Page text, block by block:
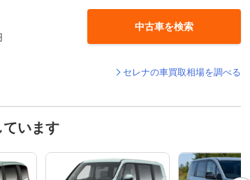
中古車を検索
セレナの車買取相場を調べる
います